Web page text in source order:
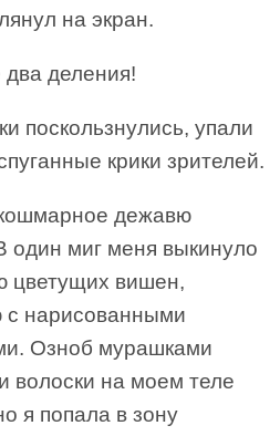
на экран.
деления!
поскользнулись, упали
крики зрителей.
дежавю
один миг меня выкинуло
цветущих вишен,
с нарисованными
Озноб мурашками
волоски на моем теле
я попала в зону